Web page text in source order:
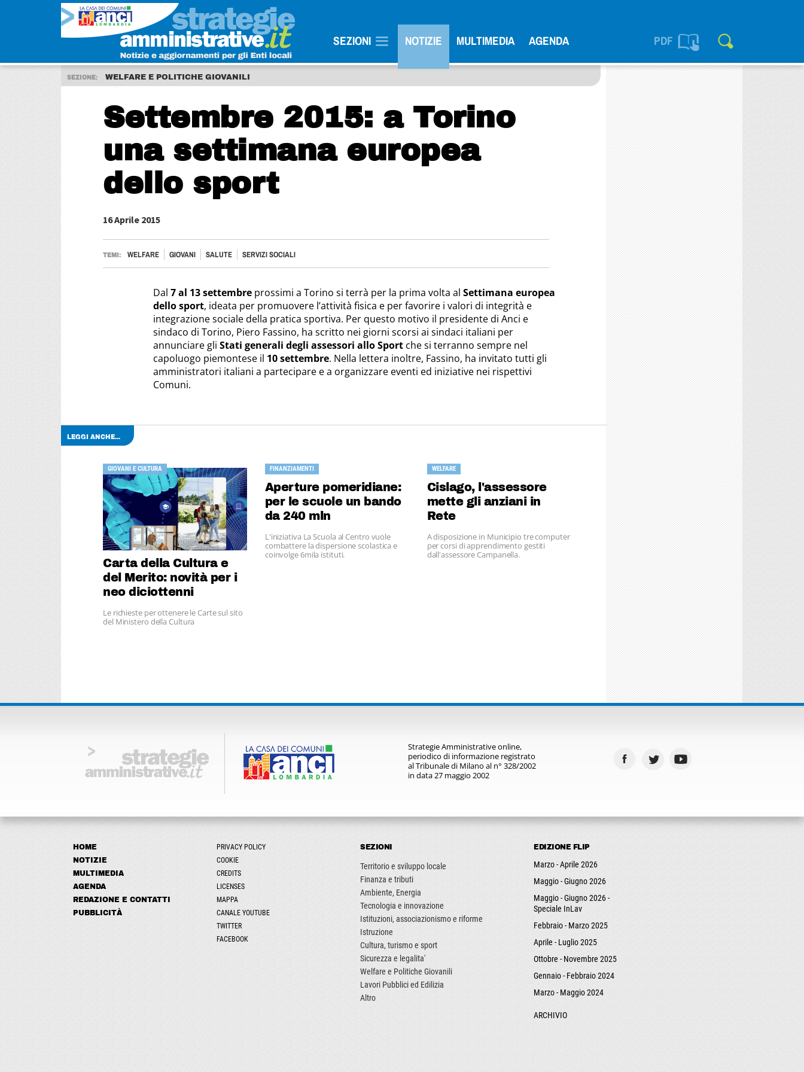
SEZIONI NOTIZIE MULTIMEDIA AGENDA PDF
SEZIONE: WELFARE E POLITICHE GIOVANILI
Settembre 2015: a Torino
una settimana europea
dello sport
16 Aprile 2015
TEMI: WELFARE GIOVANI SALUTE SERVIZI SOCIALI
Dal 7 al 13 settembreprossimi a Torino si terrà per la prima volta al Settimana europea
dello sport, ideata per promuovere l’attività fisica e per favorire i valori di integrità e
integrazione sociale della pratica sportiva. Per questo motivo il presidente di Anci e
sindaco di Torino, Piero Fassino, ha scritto nei giorni scorsi ai sindaci italiani per
annunciare gli Stati generali degli assessori allo Sportche si terranno sempre nel
capoluogo piemontese il 10 settembre. Nella lettera inoltre, Fassino, ha invitato tutti gli
amministratori italiani a partecipare e a organizzare eventi ed iniziative nei rispettivi
Comuni.
LEGGI ANCHE...
GIOVANI E CULTURA
Carta della Cultura e
del Merito: novità per i
neo diciottenni
Le richieste per ottenere le Carte sul sito
del Ministero della Cultura
FINANZIAMENTI
Aperture pomeridiane:
per le scuole un bando
da 240 mln
L'iniziativa La Scuola al Centro vuole
combattere la dispersione scolastica e
coinvolge 6mila istituti.
WELFARE
Cislago, l'assessore
mette gli anziani in
Rete
A disposizione in Municipio tre computer
per corsi di apprendimento gestiti
dall'assessore Campanella.
Strategie Amministrative online,
periodico di informazione registrato
al Tribunale di Milano al n° 328/2002
in data 27 maggio 2002
HOME
NOTIZIE
MULTIMEDIA
AGENDA
REDAZIONE E CONTATTI
PUBBLICITÀ
PRIVACY POLICY
COOKIE
CREDITS
LICENSES
MAPPA
CANALE YOUTUBE
TWITTER
FACEBOOK
SEZIONI
Territorio e sviluppo locale
Finanza e tributi
Ambiente, Energia
Tecnologia e innovazione
Istituzioni, associazionismo e riforme
Istruzione
Cultura, turismo e sport
Sicurezza e legalita'
Welfare e Politiche Giovanili
Lavori Pubblici ed Edilizia
Altro
EDIZIONE FLIP
Marzo - Aprile 2026
Maggio - Giugno 2026
Maggio - Giugno 2026 -
Speciale InLav
Febbraio - Marzo 2025
Aprile - Luglio 2025
Ottobre - Novembre 2025
Gennaio - Febbraio 2024
Marzo - Maggio 2024
ARCHIVIO